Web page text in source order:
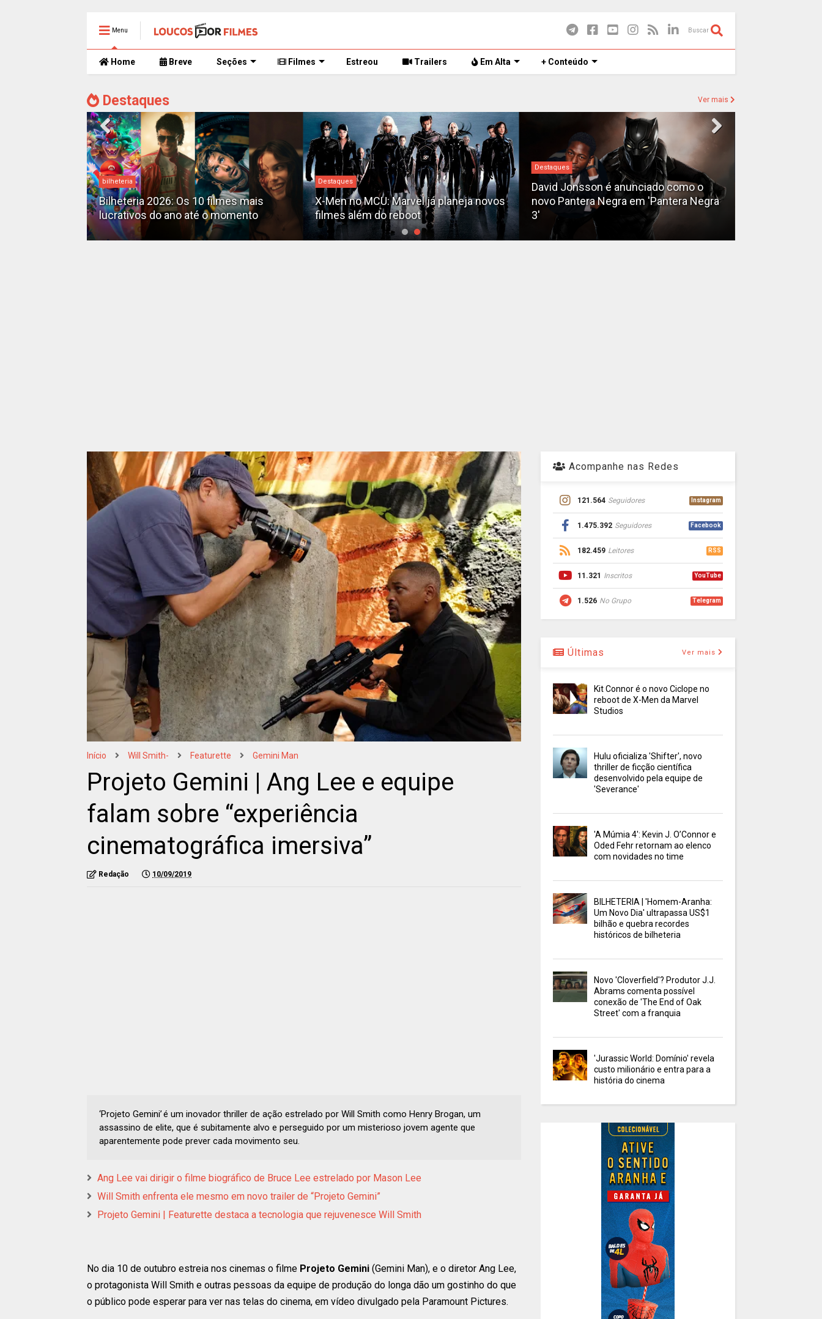
Menu Buscar
Home Breve Seções Filmes Estreou Trailers Em Alta + Conteúdo
Destaques Ver mais
bilheteria
Bilheteria 2026: Os 10 filmes mais
lucrativos do ano até o momento
Destaques
X-Men no MCU: Marvel já planeja novos
filmes além do reboot
Destaques
David Jonsson é anunciado como o
novo Pantera Negra em 'Pantera Negra
3'
Início Will Smith- Featurette Gemini Man
Projeto Gemini | Ang Lee e equipe
falam sobre “experiência
cinematográfica imersiva”
Redação 10/09/2019
‘Projeto Gemini’ é um inovador thriller de ação estrelado por Will Smith como Henry Brogan, um
assassino de elite, que é subitamente alvo e perseguido por um misterioso jovem agente que
aparentemente pode prever cada movimento seu.
Ang Lee vai dirigir o filme biográfico de Bruce Lee estrelado por Mason Lee
Will Smith enfrenta ele mesmo em novo trailer de “Projeto Gemini”
Projeto Gemini | Featurette destaca a tecnologia que rejuvenesce Will Smith
No dia 10 de outubro estreia nos cinemas o filme Projeto Gemini (Gemini Man), e o diretor Ang Lee,
o protagonista Will Smith e outras pessoas da equipe de produção do longa dão um gostinho do que
o público pode esperar para ver nas telas do cinema, em vídeo divulgado pela Paramount Pictures.
Acompanhe nas Redes
121.564 Seguidores Instagram
1.475.392 Seguidores Facebook
182.459 Leitores RSS
11.321 Inscritos YouTube
1.526 No Grupo Telegram
Últimas Ver mais
Kit Connor é o novo Ciclope no
reboot de X-Men da Marvel
Studios
Hulu oficializa 'Shifter', novo
thriller de ficção científica
desenvolvido pela equipe de
'Severance'
'A Múmia 4': Kevin J. O’Connor e
Oded Fehr retornam ao elenco
com novidades no time
BILHETERIA | 'Homem-Aranha:
Um Novo Dia' ultrapassa US$1
bilhão e quebra recordes
históricos de bilheteria
Novo 'Cloverfield'? Produtor J.J.
Abrams comenta possível
conexão de 'The End of Oak
Street' com a franquia
'Jurassic World: Domínio' revela
custo milionário e entra para a
história do cinema